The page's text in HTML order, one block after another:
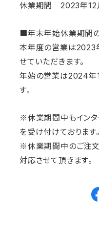
休業期間 2023年12
■年末年始休業期間
本年度の営業は2023
せていただきます。
年始の営業は2024年
す。
※休業期間中もインタ
を受け付けております。
※休業期間中のご注
対応させて頂きます。